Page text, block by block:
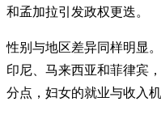
和孟加拉引发政权更迭。
性别与地区差异同样明显
印尼、马来西亚和菲律宾
分点，妇女的就业与收入